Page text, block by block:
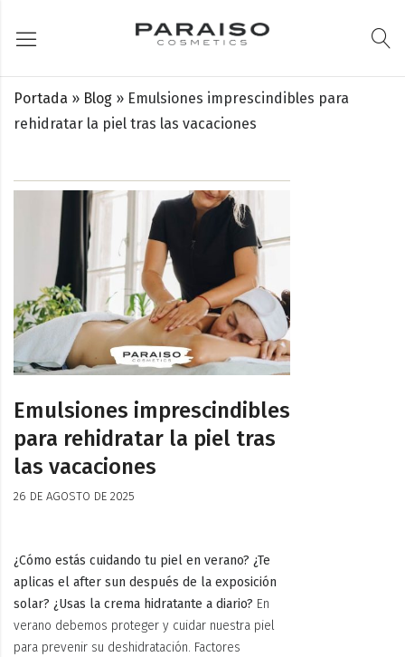
Portada » Blog » Emulsiones imprescindibles para
rehidratar la piel tras las vacaciones
Emulsiones imprescindibles
para rehidratar la piel tras
las vacaciones
26 DE AGOSTO DE 2025
¿Cómo estás cuidando tu piel en verano? ¿Te
aplicas el after sun después de la exposición
solar? ¿Usas la crema hidratante a diario? En
verano debemos proteger y cuidar nuestra piel
para prevenir su deshidratación. Factores